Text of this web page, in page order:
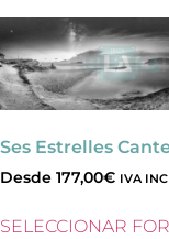
Ses Estrelles
Desde 177,00€ IVA
SELECCIONAR